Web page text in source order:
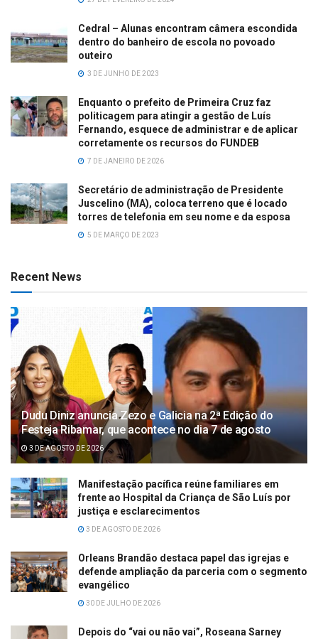
Cedral – Alunas encontram câmera escondida
dentro do banheiro de escola no povoado
outeiro
3 DE JUNHO DE 2023
Enquanto o prefeito de Primeira Cruz faz
politicagem para atingir a gestão de Luís
Fernando, esquece de administrar e de aplicar
corretamente os recursos do FUNDEB
7 DE JANEIRO DE 2026
Secretário de administração de Presidente
Juscelino (MA), coloca terreno que é locado
torres de telefonia em seu nome e da esposa
5 DE MARÇO DE 2023
Recent News
Dudu Diniz anuncia Zezo e Galicia na 2ª Edição do
Festeja Ribamar, que acontece no dia 7 de agosto
3 DE AGOSTO DE 2026
Manifestação pacífica reúne familiares em
frente ao Hospital da Criança de São Luís por
justiça e esclarecimentos
3 DE AGOSTO DE 2026
Orleans Brandão destaca papel das igrejas e
defende ampliação da parceria com o segmento
evangélico
30 DE JULHO DE 2026
Depois do “vai ou não vai”, Roseana Sarney